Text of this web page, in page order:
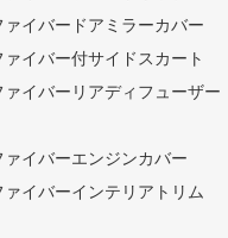
ァイバードアミラーカバー
ァイバー付サイドスカート
ァイバーリアディフューザー
ァイバーエンジンカバー
ァイバーインテリアトリム